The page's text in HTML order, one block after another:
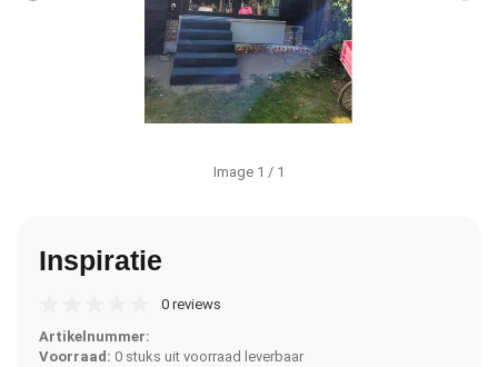
Image 1 / 1
Inspiratie
0 reviews
Artikelnummer:
Voorraad: 0 stuks uit voorraad leverbaar